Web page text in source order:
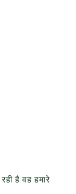
है वह हमारे